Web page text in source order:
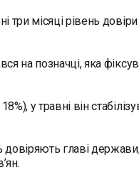
три місяці рівень
на позначці, яка
у травні він
главі